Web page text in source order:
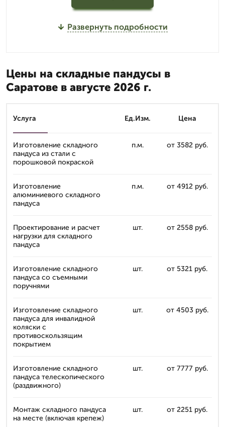
Развернуть подробности
Цены на складные пандусы в
Саратове в августе 2026 г.
Услуга Ед.Изм. Цена
Изготовление складного
пандуса из стали с
порошковой покраской
п.м. от 3582 руб.
Изготовление
алюминиевого складного
пандуса
п.м. от 4912 руб.
Проектирование и расчет
нагрузки для складного
пандуса
шт. от 2558 руб.
Изготовление складного
пандуса со съемными
поручнями
шт. от 5321 руб.
Изготовление складного
пандуса для инвалидной
коляски с
противоскользящим
покрытием
шт. от 4503 руб.
Изготовление складного
пандуса телескопического
(раздвижного)
шт. от 7777 руб.
Монтаж складного пандуса
на месте (включая крепеж)
шт. от 2251 руб.